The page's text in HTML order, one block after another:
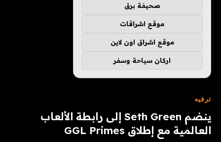
ترفيه
ينضم Seth Green إلى رابطة الألعاب
العالمية مع إطلاق GGL Primes
صحيفة برق
موقع اشراقات
موقع اشراق اون لاين
اركان سياحة وسفر